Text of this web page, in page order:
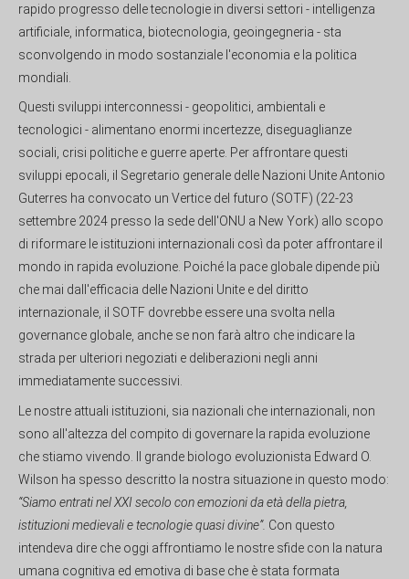
rapido progresso delle tecnologie in diversi settori - intelligenza
artificiale, informatica, biotecnologia, geoingegneria - sta
sconvolgendo in modo sostanziale l'economia e la politica
mondiali.
Questi sviluppi interconnessi - geopolitici, ambientali e
tecnologici - alimentano enormi incertezze, diseguaglianze
sociali, crisi politiche e guerre aperte. Per affrontare questi
sviluppi epocali, il Segretario generale delle Nazioni Unite Antonio
Guterres ha convocato un Vertice del futuro (SOTF) (22-23
settembre 2024 presso la sede dell'ONU a New York) allo scopo
di riformare le istituzioni internazionali così da poter affrontare il
mondo in rapida evoluzione. Poiché la pace globale dipende più
che mai dall'efficacia delle Nazioni Unite e del diritto
internazionale, il SOTF dovrebbe essere una svolta nella
governance globale, anche se non farà altro che indicare la
strada per ulteriori negoziati e deliberazioni negli anni
immediatamente successivi.
Le nostre attuali istituzioni, sia nazionali che internazionali, non
sono all'altezza del compito di governare la rapida evoluzione
che stiamo vivendo. Il grande biologo evoluzionista Edward O.
Wilson ha spesso descritto la nostra situazione in questo modo:
“Siamo entrati nel XXI secolo con emozioni da età della pietra,
istituzioni medievali e tecnologie quasi divine”. Con questo
intendeva dire che oggi affrontiamo le nostre sfide con la natura
umana cognitiva ed emotiva di base che è stata formata